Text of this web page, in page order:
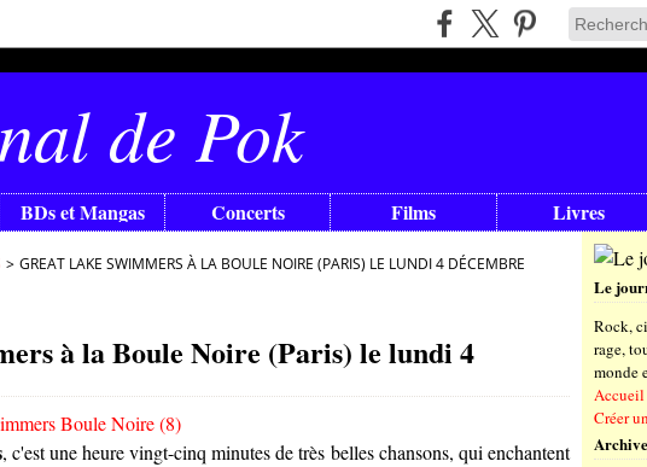
de Pok
BDs et Mangas Concerts Films Livres
> GREAT LAKE SWIMMERS À LA BOULE NOIRE (PARIS) LE LUNDI 4 DÉCEMBRE
à la Boule Noire (Paris) le lundi 4
, c'est une heure vingt-cinq minutes de très belles chansons, qui enchantent
Le
Rock,
rage,
monde
Créer